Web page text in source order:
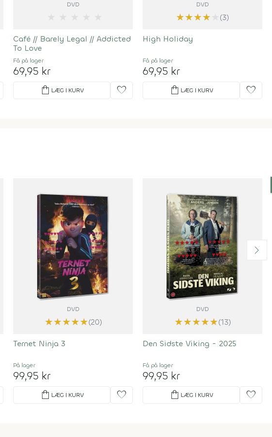
DVD
Café// Barely Legal// Addicted
To Love
Få på lager
69,95 kr
shopping_bag LÆG I KURV favorite
DVD
★★★★ (3)
High Holiday
Få på lager
69,95 kr
shopping_bag LÆG I KURV favorite
DVD
★★★★★(20)
Ternet Ninja 3
På lager
99,95 kr
shopping_bag LÆG I KURV favorite
DVD
★★★★★(13)
Den Sidste Viking - 2025
Få på lager
99,95 kr
shopping_bag LÆG I KURV favorite